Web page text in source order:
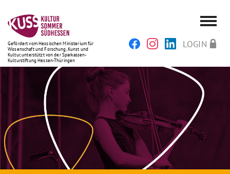
Gefördert vom Hessischen Ministerium für
Wissenschaft und Forschung, Kunst und
Kultur, unterstützt von der Sparkassen-
Kulturstiftung Hessen-Thüringen
LOGIN